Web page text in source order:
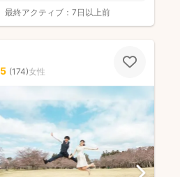
最終アクティブ： 7日以上前
5 (174)女性